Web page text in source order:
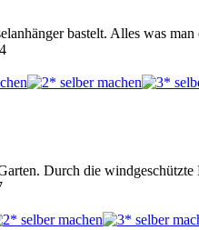
bastelt. Alles was
Durch die